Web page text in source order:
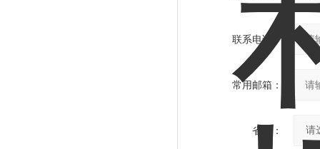
联系电话：
常用邮箱：
省份：